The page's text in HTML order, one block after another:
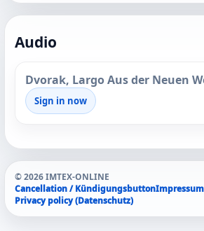
Audio
Dvorak, Largo Aus der Neuen
Sign in now
© 2026 IMTEX-ONLINE
Cancellation / Kündigungsbutton
Privacy policy (Datenschutz)